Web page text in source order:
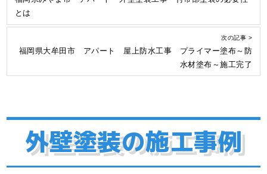
とは
次の記事 >
福岡県大牟田市 アパート 屋上防水工事 プライマー塗布～防
水材塗布～施工完了
外壁塗装の施工事例